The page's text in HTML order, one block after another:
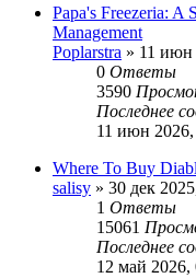
Papa's Freezeria: A
Management
Poplarstra » 11 июн
0 Ответы
3590
Последнее
11 июн
Where To Buy
salisy » 30 дек
1 Ответы
15061
Последнее
12 май 2026,